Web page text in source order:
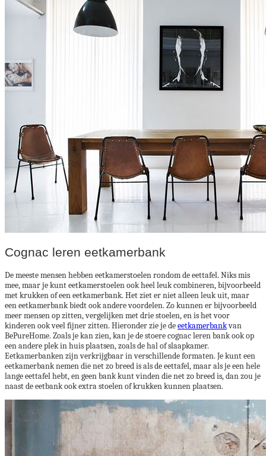
Cognac leren eetkamerbank
De meeste mensen hebben eetkamerstoelen rondom de eettafel. Niks mis
mee, maar je kunt eetkamerstoelen ook heel leuk combineren, bijvoorbeeld
met krukken of een eetkamerbank. Het ziet er niet alleen leuk uit, maar
een eetkamerbank biedt ook andere voordelen. Zo kunnen er bijvoorbeeld
meer mensen op zitten, vergelijken met drie stoelen, en is het voor
kinderen ook veel fijner zitten. Hieronder zie je deeetkamerbankvan
BePureHome. Zoals je kan zien, kan je de stoere cognac leren bank ook op
een andere plek in huis plaatsen, zoals de hal of slaapkamer.
Eetkamerbanken zijn verkrijgbaar in verschillende formaten. Je kunt een
eetkamerbank nemen die net zo breed is als de eettafel, maar als je een hele
lange eettafel hebt, en geen bank kunt vinden die net zo breed is, dan zou je
naast de eetbank ook extra stoelen of krukken kunnen plaatsen.